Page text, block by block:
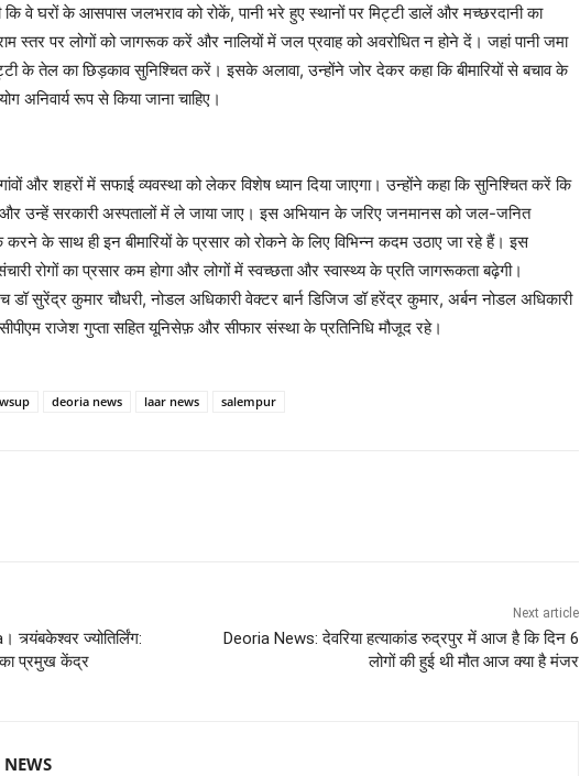
कि वे घरों के आसपास जलभराव को रोकें, पानी भरे हुए स्थानों पर मिट्टी डालें और मच्छरदानी का
स्तर पर लोगों को जागरूक करें और नालियों में जल प्रवाह को अवरोधित न होने दें। जहां पानी जमा
के तेल का छिड़काव सुनिश्चित करें। इसके अलावा, उन्होंने जोर देकर कहा कि बीमारियों से बचाव के
अनिवार्य रूप से किया जाना चाहिए।
और शहरों में सफाई व्यवस्था को लेकर विशेष ध्यान दिया जाएगा। उन्होंने कहा कि सुनिश्चित करें कि
और उन्हें सरकारी अस्पतालों में ले जाया जाए। इस अभियान के जरिए जनमानस को जल-जनित
करने के साथ ही इन बीमारियों के प्रसार को रोकने के लिए विभिन्न कदम उठाए जा रहे हैं। इस
रोगों का प्रसार कम होगा और लोगों में स्वच्छता और स्वास्थ्य के प्रति जागरूकता बढ़ेगी।
सुरेंद्र कुमार चौधरी, नोडल अधिकारी वेक्टर बार्न डिजिज डॉ हरेंद्र कुमार, अर्बन नोडल अधिकारी
राजेश गुप्ता सहित यूनिसेफ़ और सीफार संस्था के प्रतिनिधि मौजूद रहे।
deoria news laar news salempur
ज्योतिर्लिंग:
का प्रमुख केंद्र
Next article
Deoria News: देवरिया हत्याकांड रुद्रपुर में आज है कि दिन 6
लोगों की हुई थी मौत आज क्या है मंजर
NEWS